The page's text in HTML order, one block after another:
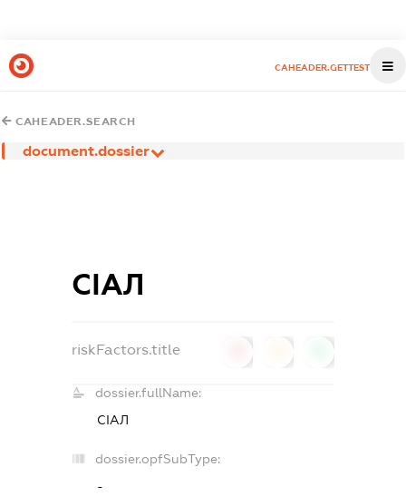
CAHEADER.GETTEST
CAHEADER.SEARCH
document.dossier
СІАЛ
riskFactors.title
dossier.fullName:
СІАЛ
dossier.opfSubType:
-